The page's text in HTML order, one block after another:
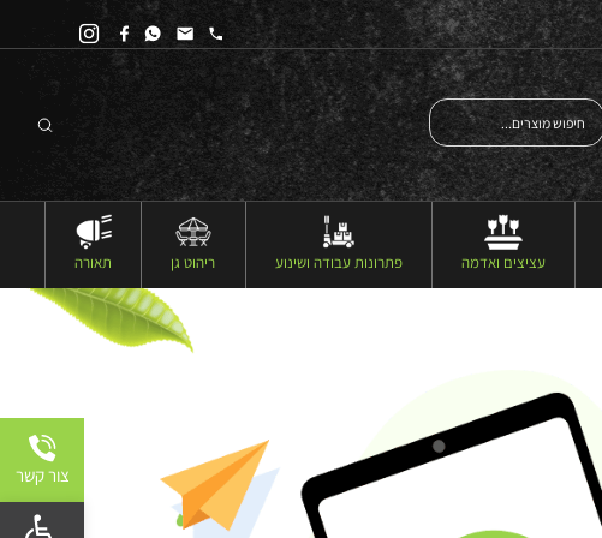
עציצים ואדמה פתרונות עבודה ושינוע ריהוט גן תאורה
צור קשר
פתח